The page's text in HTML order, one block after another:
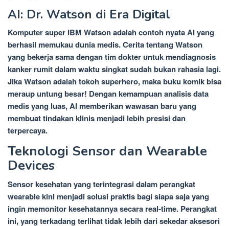
AI: Dr. Watson di Era Digital
Komputer super IBM Watson adalah contoh nyata AI yang
berhasil memukau dunia medis. Cerita tentang Watson
yang bekerja sama dengan tim dokter untuk mendiagnosis
kanker rumit dalam waktu singkat sudah bukan rahasia lagi.
Jika Watson adalah tokoh superhero, maka buku komik bisa
meraup untung besar! Dengan kemampuan analisis data
medis yang luas, AI memberikan wawasan baru yang
membuat tindakan klinis menjadi lebih presisi dan
terpercaya.
Teknologi Sensor dan Wearable
Devices
Sensor kesehatan yang terintegrasi dalam perangkat
wearable kini menjadi solusi praktis bagi siapa saja yang
ingin memonitor kesehatannya secara real-time. Perangkat
ini, yang terkadang terlihat tidak lebih dari sekedar aksesori